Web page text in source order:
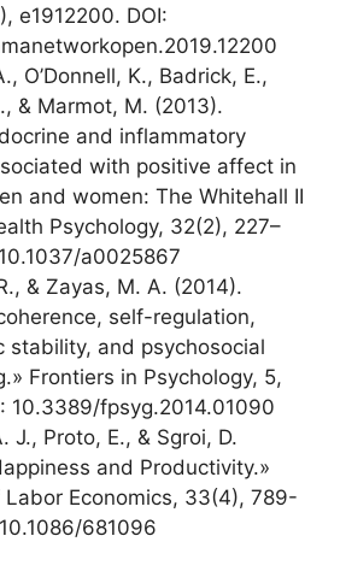
e1912200. DOI:
O’Donnell, K., Badrick, E.,
& Marmot, M. (2013).
and inflammatory
with positive affect in
and women: The Whitehall II
Psychology, 32(2), 227–
a0025867
& Zayas, M. A. (2014).
self-regulation,
stability, and psychosocial
Frontiers in Psychology, 5,
10.3389/fpsyg.2014.01090
J., Proto, E., & Sgroi, D.
and Productivity.»
Labor Economics, 33(4), 789-
681096